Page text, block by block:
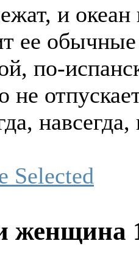
и океан
ее
по-
не
навсегда,
женщина